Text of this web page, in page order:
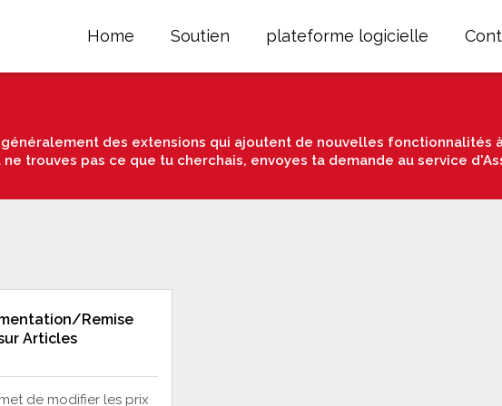
Home Soutien plateforme logicielle
des extensions qui ajoutent de nouvelles fonctionnalités à
trouves pas ce que tu cherchais, envoyes ta demande au service
Remise
Articles
de modifier les prix